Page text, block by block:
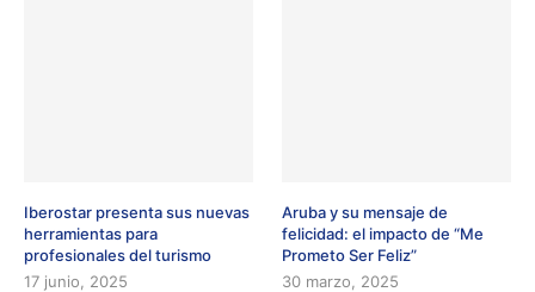
Iberostar presenta sus nuevas
herramientas para
profesionales del turismo
17 junio, 2025
Aruba y su mensaje de
felicidad: el impacto de “Me
Prometo Ser Feliz”
30 marzo, 2025